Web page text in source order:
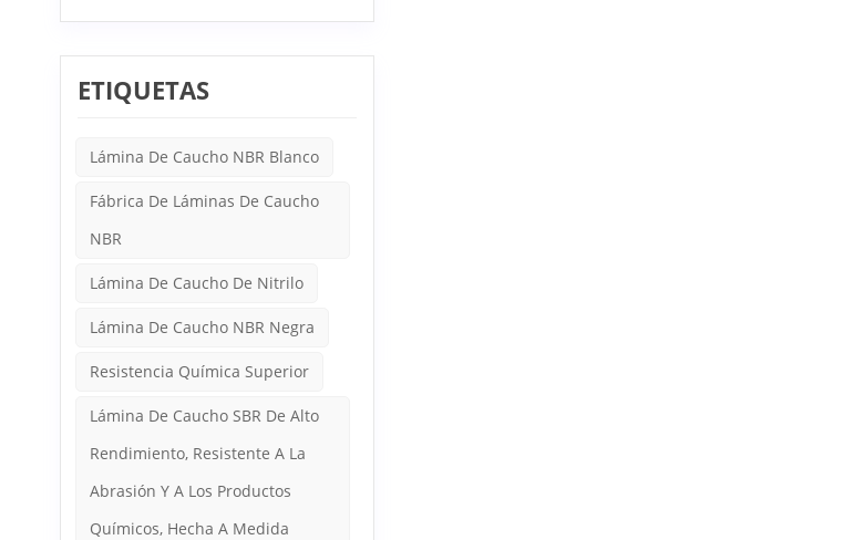
ETIQUETAS
Lámina De Caucho NBR Blanco
Fábrica De Láminas De Caucho
NBR
Lámina De Caucho De Nitrilo
Lámina De Caucho NBR Negra
Resistencia Química Superior
Lámina De Caucho SBR De Alto
Rendimiento, Resistente A La
Abrasión Y A Los Productos
Químicos, Hecha A Medida